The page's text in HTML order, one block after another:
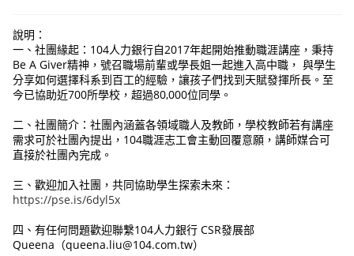
說明：
一、社團緣起：104人力銀行自2017年起開始推動職涯講座，秉持
Be A Giver精神，號召職場前輩或學長姐一起進入高中職， 與學生
分享如何選擇科系到百工的經驗，讓孩子們找到天賦發揮所長。至
今已協助近700所學校，超過80,000位同學。
二、社團簡介：社團內涵蓋各領域職人及教師，學校教師若有講座
需求可於社團內提出，104職涯志工會主動回覆意願，講師媒合可
直接於社團內完成。
三、歡迎加入社團，共同協助學生探索未來：
https://pse.is/6dyl5x
四、有任何問題歡迎聯繫104人力銀行 CSR發展部
Queena（queena.liu@104.com.tw）